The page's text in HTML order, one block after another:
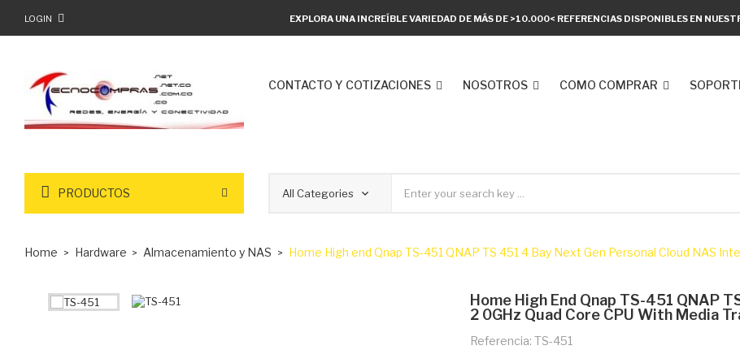
EXPLORA UNA INCREÍBLE VARIEDAD DE MÁS DE >10.000< REFERENCIAS DISPONIBLES EN
LOGIN
CONTACTO Y COTIZACIONES NOSOTROS COMO COMPRAR
PRODUCTOS
Home Hardware Almacenamiento y NAS Home High end Qnap TS-451 QNAP TS 451 4 Bay Next Gen Personal Cloud NAS
Home High End Qnap TS-451 QNAP
2 0GHz Quad Core CPU With Media
Referencia: TS-451